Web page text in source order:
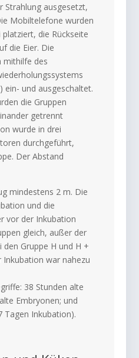
Strahlung ausgesetzt,
Mobiltelefone wurden
die Rückseite
die Eier. Die
mithilfe des
ein- und ausgeschaltet.
die Gruppen
getrennt
wurde in drei
durchgeführt,
Der Abstand
mindestens 2 m. Die
und die
vor der Inkubation
gleich, außer der
Gruppe H und H +
war nahezu
38 Stunden alte
Embryonen; und
Tagen Inkubation).